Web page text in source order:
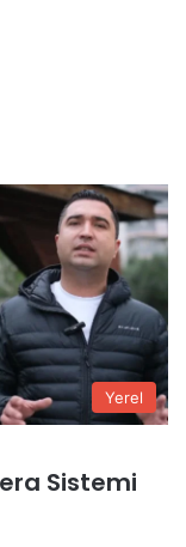
Yerel
Sistemi